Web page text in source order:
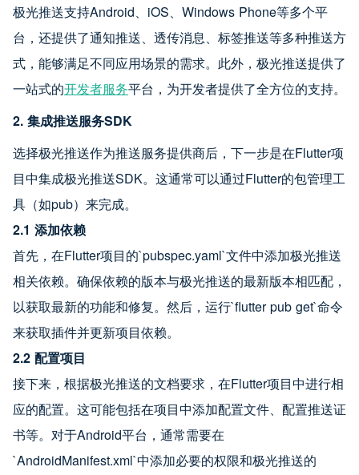
极光推送支持Android、iOS、Windows Phone等多个平
台，还提供了通知推送、透传消息、标签推送等多种推送方
式，能够满足不同应用场景的需求。此外，极光推送提供了
一站式的开发者服务平台，为开发者提供了全方位的支持。
2. 集成推送服务SDK
选择极光推送作为推送服务提供商后，下一步是在Flutter项
目中集成极光推送SDK。这通常可以通过Flutter的包管理工
具（如pub）来完成。
2.1 添加依赖
首先，在Flutter项目的`pubspec.yaml`文件中添加极光推送
相关依赖。确保依赖的版本与极光推送的最新版本相匹配，
以获取最新的功能和修复。然后，运行`flutter pub get`命令
来获取插件并更新项目依赖。
2.2 配置项目
接下来，根据极光推送的文档要求，在Flutter项目中进行相
应的配置。这可能包括在项目中添加配置文件、配置推送证
书等。对于Android平台，通常需要在
`AndroidManifest.xml`中添加必要的权限和极光推送的